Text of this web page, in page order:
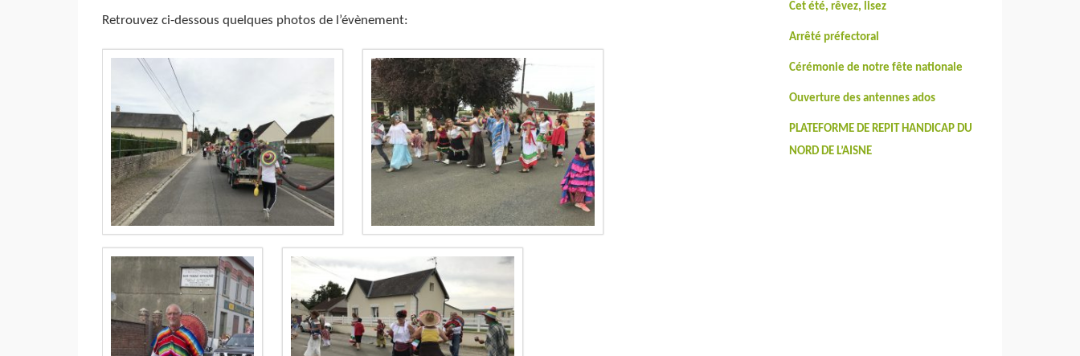
Retrouvez ci-dessous quelques photos de l’évènement:
Cet été, rêvez, lisez
Arrêté préfectoral
Cérémonie de notre fête nationale
Ouverture des antennes ados
PLATEFORME DE REPIT HANDICAP DU
NORD DE L’AISNE